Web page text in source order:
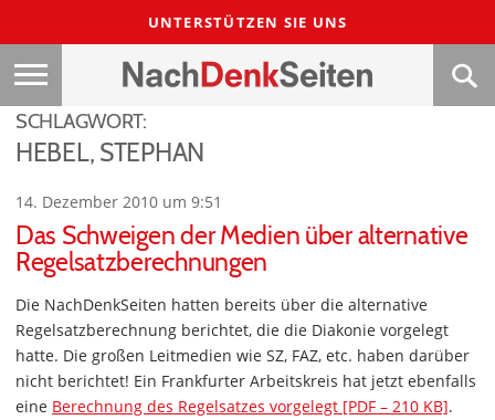
UNTERSTÜTZEN SIE UNS
SCHLAGWORT:
HEBEL, STEPHAN
14. Dezember 2010 um 9:51
Das Schweigen der Medien über alternative
Regelsatzberechnungen
Die NachDenkSeiten hatten bereits über die alternative
Regelsatzberechnung berichtet, die die Diakonie vorgelegt
hatte. Die großen Leitmedien wie SZ, FAZ, etc. haben darüber
nicht berichtet! Ein Frankfurter Arbeitskreis hat jetzt ebenfalls
eine Berechnung des Regelsatzes vorgelegt [PDF – 210 KB].